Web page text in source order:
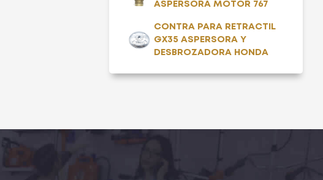
ASPERSORA MOTOR 767
CONTRA PARA RETRACTIL
GX35 ASPERSORA Y
DESBROZADORA HONDA